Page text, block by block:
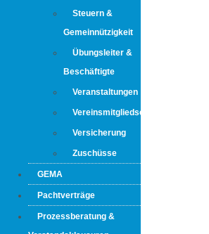
Steuern &
Gemeinnützigkeit
Übungsleiter &
Beschäftigte
Veranstaltungen
Vereinsmitgliedschaft
Versicherung
Zuschüsse
GEMA
Pachtverträge
Prozessberatung &